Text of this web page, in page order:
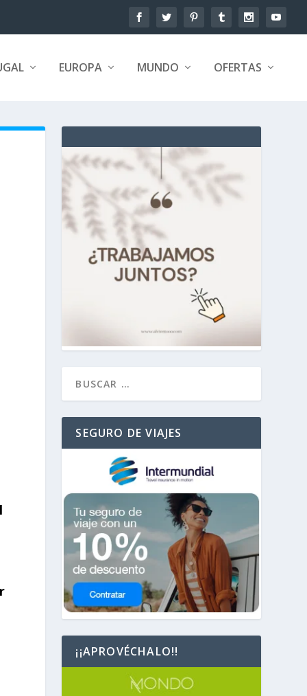
EUROPA MUNDO OFERTAS
SEGURO DE VIAJES
¡¡APROVÉCHALO!!